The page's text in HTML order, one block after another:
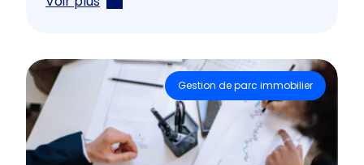
Gestion de parc immobilier